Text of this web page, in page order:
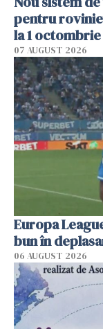
pentru
la 1 octombrie
07 AUGUST 2026
Europa
bun în
06 AUGUST 2026